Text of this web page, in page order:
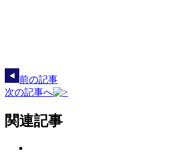
前の記事
次の記事へ
関連記事